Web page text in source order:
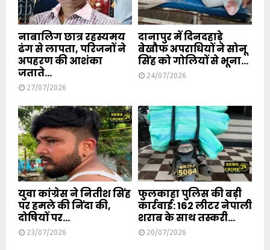
नाबालिग छात्र रहस्यमय
ढंग से लापता, परिजनों ने
अपहरण की आशंका
जताते...
27/07/2026
दानापुर में दिनदहाड़े
बेखौफ अपराधियों ने सोनू
सिंह को गोलियों से भूना...
24/07/2026
युवा कांग्रेस ने नितीश सिंह
पर हमले की निंदा की,
दोषियों पर...
23/07/2026
फुलकाहा पुलिस की बड़ी
कार्रवाई: 162 लीटर नेपाली
शराब के साथ तस्करी...
20/07/2026